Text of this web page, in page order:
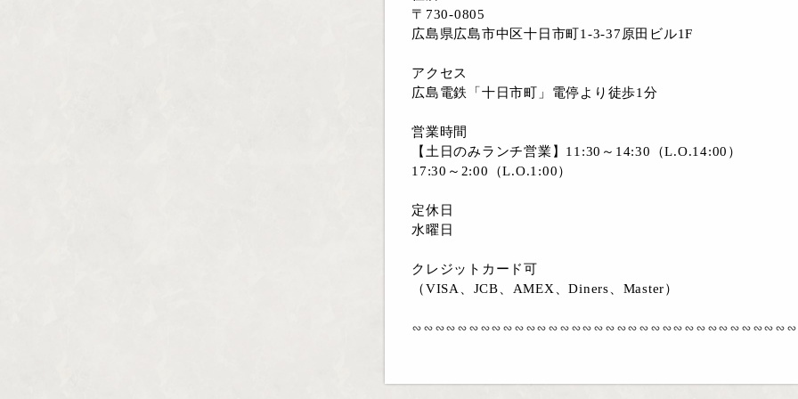
〒730-0805
広島県広島市中区十日市町1-3-37原田ビル1F
アクセス
広島電鉄「十日市町」電停より徒歩1分
営業時間
【土日のみランチ営業】11:30～14:30（L.O.14:00）
17:30～2:00（L.O.1:00）
定休日
水曜日
クレジットカード可
（VISA、JCB、AMEX、Diners、Master）